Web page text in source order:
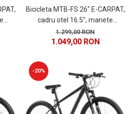
Bicicleta MTB-FS 26" E-CARPAT,
cadru otel 16.5", manete
secventiale, frane disc, 21 viteze,
gri/verde
1.299,00 RON
1.049,00 RON
-20%